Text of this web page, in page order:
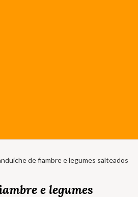
de fiambre e legumes salteados
e legumes